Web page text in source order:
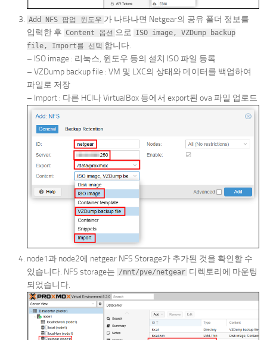
Add NFS 팝업 윈도우 가 나타나면 Netgear의 공유 폴더 정보를
입력한 후 Content 옵션 으로 ISO image, VZDump backup
file, Import를 선택 합니다.
– ISO image : 리눅스, 윈도우 등의 설치 ISO 파일 등록
– VZDump backup file : VM 및 LXC의 상태와 데이터를 백업하여
파일로 저장
– Import : 다른 HCI나 VirtualBox 등에서 export된 ova 파일 업로드
node1과 node2에 netgear NFS Storage가 추가된 것을 확인할 수
있습니다. NFS storage는 /mnt/pve/netgear 디렉토리에 마운팅
되었습니다.